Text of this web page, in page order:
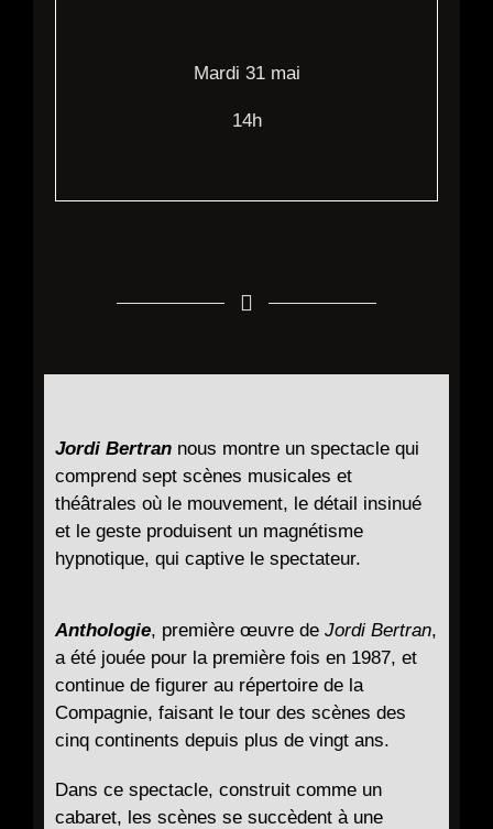
Mardi 31 mai
14h
Jordi Bertran nous montre un spectacle qui
comprend sept scènes musicales et
théâtrales où le mouvement, le détail insinué
et le geste produisent un magnétisme
hypnotique, qui captive le spectateur.
Anthologie, première œuvre de Jordi Bertran,
a été jouée pour la première fois en 1987, et
continue de figurer au répertoire de la
Compagnie, faisant le tour des scènes des
cinq continents depuis plus de vingt ans.
Dans ce spectacle, construit comme un
cabaret, les scènes se succèdent à une